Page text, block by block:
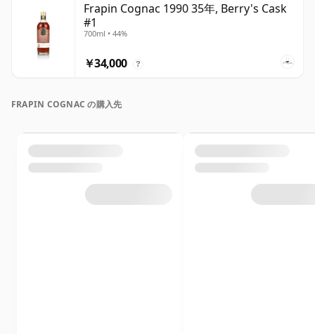
Frapin Cognac 1990 35年, Berry's Cask
#1
700ml • 44%
￥34,000 ?
FRAPIN COGNAC の購入先